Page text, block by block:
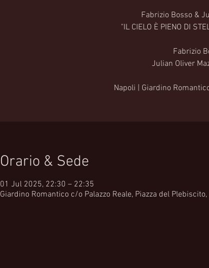
Fabrizio Bosso &
"IL CIELO È PIENO DI
Fabrizio
Julian Oliver
Napoli | Giardino
Orario & Sede
01 Jul 2025, 22:30 – 22:35
Giardino Romantico c/o Palazzo Reale, Piazza del